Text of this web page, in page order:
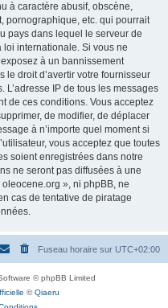
à caractère abusif, obscène,
pornographique, etc. qui pourrait
pays dans lequel le serveur de
internationale. Si vous ne
à un bannissement
le droit d’avertir votre fournisseur
L’adresse IP de tous les messages
de ces conditions. Vous acceptez
de modifier, de déplacer
à n’importe quel moment si
vous acceptez que toutes
soient enregistrées dans notre
ne seront pas diffusées à une
», ni phpBB, ne
cas de tentative de piratage
Fuseau horaire sur UTC+02:00
© phpBB Limited
©Qiaeru